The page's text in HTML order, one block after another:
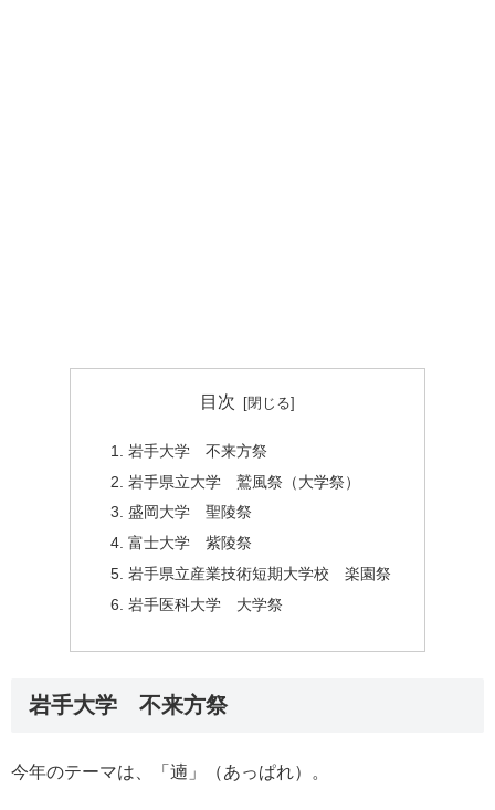
目次
岩手大学 不来方祭
岩手県立大学 鷲風祭（大学祭）
盛岡大学 聖陵祭
富士大学 紫陵祭
岩手県立産業技術短期大学校 楽園祭
岩手医科大学 大学祭
岩手大学 不来方祭
今年のテーマは、「遖」（あっぱれ）。